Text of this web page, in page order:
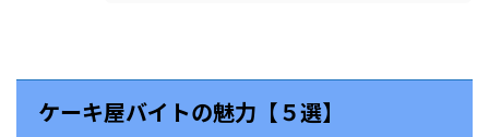
ケーキ屋バイトの魅力【５選】